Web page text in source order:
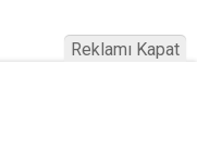
Reklamı Kapat